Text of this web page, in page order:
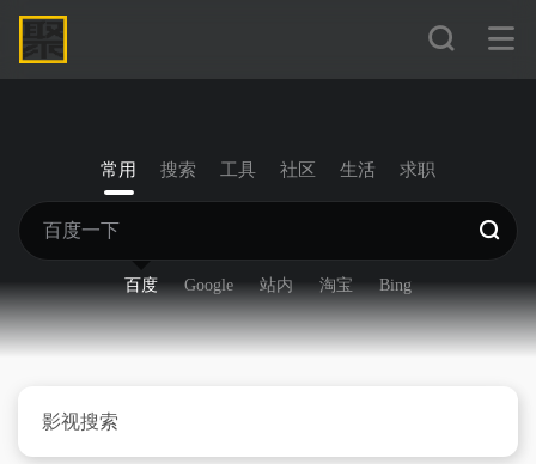
常用 搜索 工具 社区 生活 求职
百度 Google 站内 淘宝 Bing
影视搜索